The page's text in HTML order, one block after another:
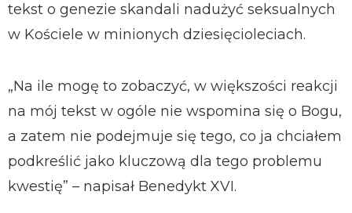
tekst o genezie skandali nadużyć seksualnych
w Kościele w minionych dziesięcioleciach.
„Na ile mogę to zobaczyć, w większości reakcji
na mój tekst w ogóle nie wspomina się o Bogu,
a zatem nie podejmuje się tego, co ja chciałem
podkreślić jako kluczową dla tego problemu
kwestię” – napisał Benedykt XVI.